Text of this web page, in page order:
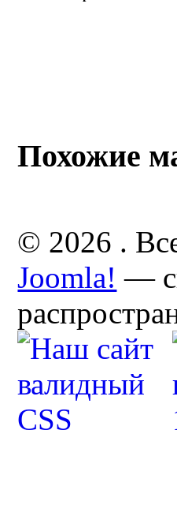
Похожие
© 2026 .
Joomla! —